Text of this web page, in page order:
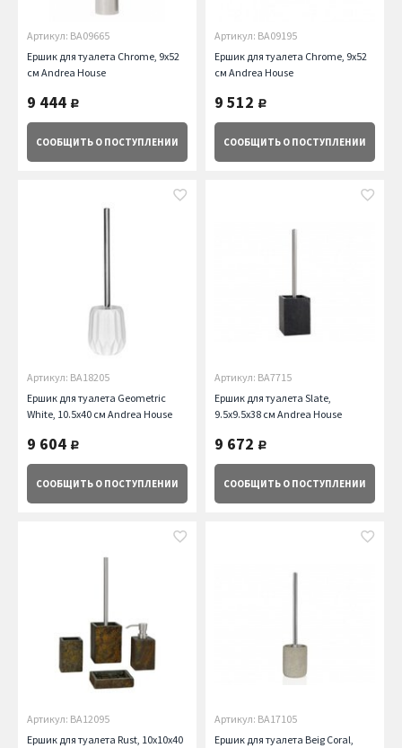
Артикул: BA09665
Ершик для туалета Chrome, 9х52
см Andrea House
9 444 руб.
СООБЩИТЬ О ПОСТУПЛЕНИИ
Артикул: BA09195
Ершик для туалета Chrome, 9х52
см Andrea House
9 512 руб.
СООБЩИТЬ О ПОСТУПЛЕНИИ
Артикул: BA18205
Ершик для туалета Geometric
White, 10.5х40 см Andrea House
9 604 руб.
СООБЩИТЬ О ПОСТУПЛЕНИИ
Артикул: BA7715
Ершик для туалета Slate,
9.5х9.5х38 см Andrea House
9 672 руб.
СООБЩИТЬ О ПОСТУПЛЕНИИ
Артикул: BA12095
Ершик для туалета Rust, 10х10х40
Артикул: BA17105
Ершик для туалета Beig Coral,